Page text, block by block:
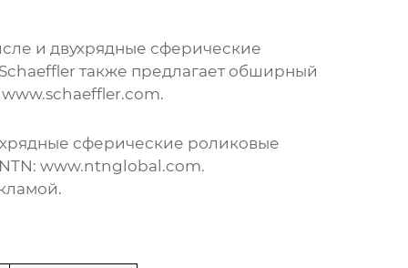
и двухрядные сферические
также предлагает обширный
www.schaeffler.com.
сферические роликовые
www.ntnglobal.com.